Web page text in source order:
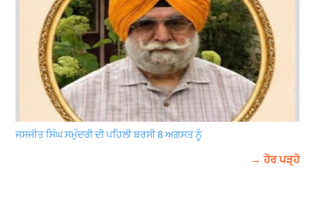
ਜਸਜੀਤ ਸਿੰਘ ਸਮੁੰਦਰੀ ਦੀ ਪਹਿਲੀ ਬਰਸੀ 8 ਅਗਸਤ ਨੂੰ
→ ਹੋਰ ਪੜ੍ਹੋ